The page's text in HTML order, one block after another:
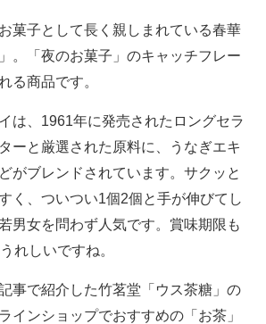
菓子として長く親しまれている春華
。「夜のお菓子」のキャッチフレー
る商品です。
は、1961年に発売されたロングセラ
ーと厳選された原料に、うなぎエキ
がブレンドされています。サクッと
く、ついつい1個2個と手が伸びてし
男女を問わず人気です。賞味期限も
れしいですね。
事で紹介した竹茗堂「ウス茶糖」の
インショップでおすすめの「お茶」